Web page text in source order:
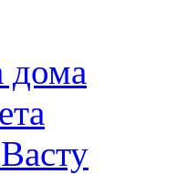
дома